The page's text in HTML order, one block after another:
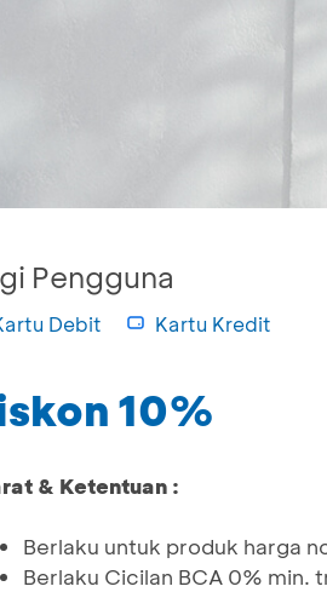
Pengguna
Debit Kartu Kredit
10%
& Ketentuan :
Berlaku untuk produk harga
Berlaku Cicilan BCA 0% min.